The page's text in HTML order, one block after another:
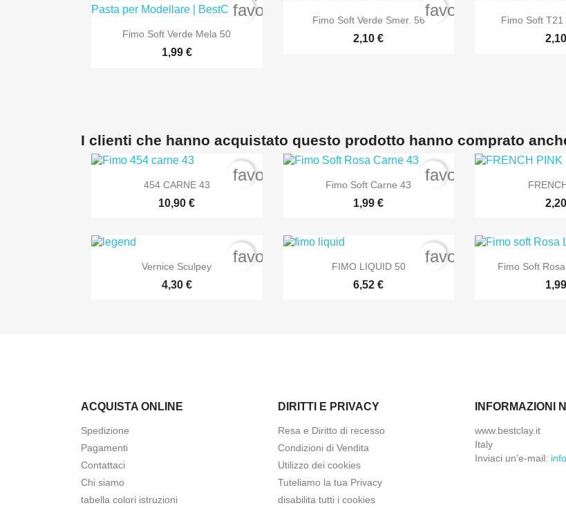
 Anteprima
Fimo Soft Verde Mela 50
1,99 €
favorite_border  Anteprima
Fimo Soft Verde Smer. 56
2,10 €
favorite_border 
Fimo Soft
I clienti che hanno acquistato questo prodotto hanno comprato
 Anteprima
454 CARNE 43
10,90 €
favorite_border  Anteprima
Fimo Soft Carne 43
1,99 €
favorite_border 
 Anteprima
Vernice Sculpey
4,30 €
favorite_border  Anteprima
FIMO LIQUID 50
6,52 €
favorite_border 
Fimo Soft
ACQUISTA ONLINE
Spedizione
Pagamenti
Contattaci
Chi siamo
tabella colori istruzioni
DIRITTI E PRIVACY
Resa e Diritto di recesso
Condizioni di Vendita
Utilizzo dei cookies
Tuteliamo la tua Privacy
disabilita tutti i cookies
INFORMAZIONI
www.bestclay.it
Italy
Inviaci un'e-mail: